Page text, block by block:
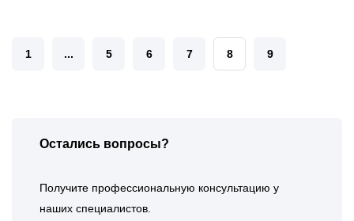
1 ... 5 6 7 8 9
Остались вопросы?
Получите профессиональную консультацию у
наших специалистов.